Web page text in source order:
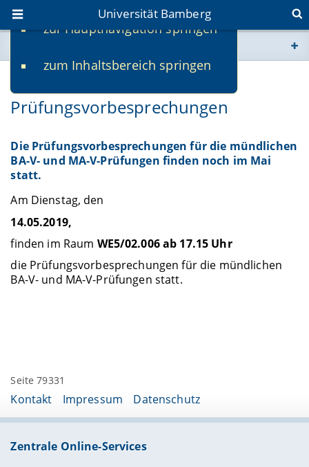
zur Hauptnavigation springen
zum Inhaltsbereich springen
Universität Bamberg
www.uni-bamberg.de
univis.uni-bamberg.de
fis.uni-bamberg.de
Prüfungsvorbesprechungen
Die Prüfungsvorbesprechungen für die mündlichen
BA-V- und MA-V-Prüfungen finden noch im Mai
statt.
Am Dienstag, den
14.05.2019,
finden im Raum WE5/02.006ab 17.15 Uhr
die Prüfungsvorbesprechungen für die mündlichen
BA-V- und MA-V-Prüfungen statt.
Seite 79331
Kontakt Impressum Datenschutz
Zentrale Online-Services